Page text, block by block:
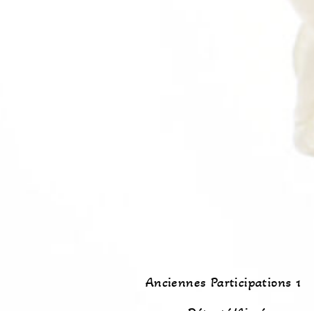
Anciennes Participations 1